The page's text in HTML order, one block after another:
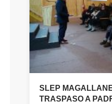
SLEP
TRASPASO A